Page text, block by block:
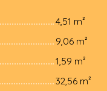
4,51 m²
9,06 m²
1,59 m²
32,56 m²